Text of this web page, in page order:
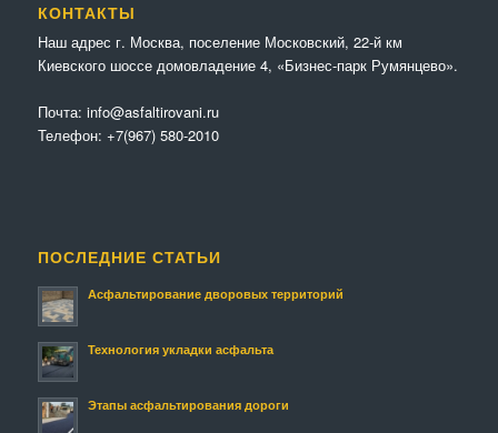
КОНТАКТЫ
Наш адрес г. Москва, поселение Московский, 22-й км
Киевского шоссе домовладение 4, «Бизнес-парк Румянцево».
Почта: info@asfaltirovani.ru
Телефон: +7(967) 580-2010
ПОСЛЕДНИЕ СТАТЬИ
Асфальтирование дворовых территорий
Технология укладки асфальта
Этапы асфальтирования дороги